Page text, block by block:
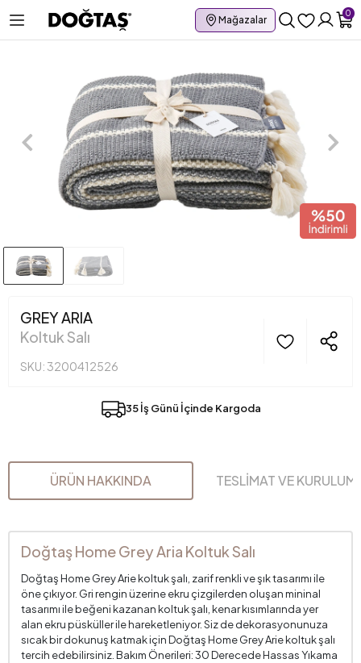
Mağazalar
0
GREY ARIA
Koltuk Salı
SKU: 3200412526
35 İş Günü İçinde Kargoda
ÜRÜN HAKKINDA TESLİMAT VE KURULUM
Doğtaş Home Grey Aria Koltuk Salı
Doğtaş Home Grey Arie koltuk şalı, zarif renkli ve şık tasarımı ile
öne çıkıyor. Gri rengin üzerine ekru çizgilerden oluşan mininal
tasarımı ile beğeni kazanan koltuk şalı, kenar kısımlarında yer
alan ekru püsküller ile hareketleniyor. Siz de dekorasyonunuza
sıcak bir dokunuş katmak için Doğtaş Home Grey Arie koltuk şalı
tercih edebilirsiniz. Bakım Önerileri: 30 Derecede Hassas Yıkama